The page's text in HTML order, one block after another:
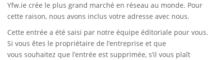
Yfw.ie crée le plus grand marché en réseau au monde. Pour
cette raison, nous avons inclus votre adresse avec nous.
Cette entrée a été saisi par notre équipe éditoriale pour vous.
Si vous êtes le propriétaire de l’entreprise et que
vous souhaitez que l’entrée est supprimée, s’il vous plaît